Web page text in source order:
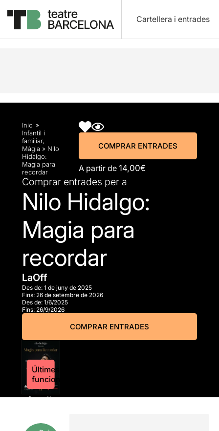
Cartellera i entrades
Descripció Horaris Fitxa artística Info
Inici »
Infantil i
familiar,
Màgia » Nilo
Hidalgo:
Magia para
recordar
A partir de 14,00€
COMPRAR ENTRADES
Comprar entrades per a
Nilo Hidalgo:
Magia para
recordar
LaOff
Des de: 1 de juny de 2025
Fins: 26 de setembre de 2026
Des de: 1/6/2025
Fins: 26/9/2026
COMPRAR ENTRADES
Últimes
funcions
A partir